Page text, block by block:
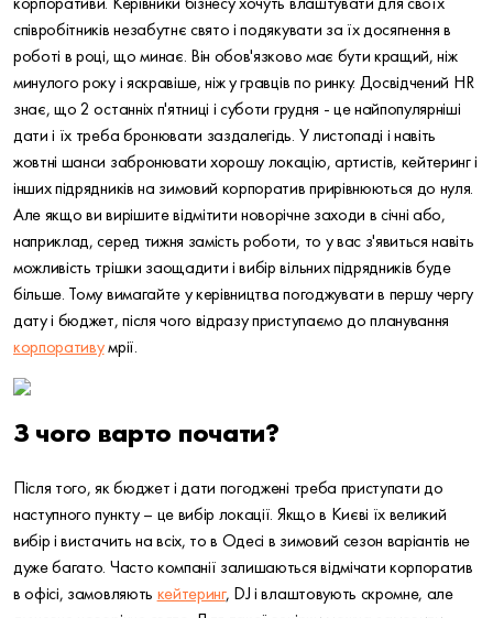
співробітників незабутнє свято і подякувати за їх досягнення в
роботі в році, що минає. Він обов'язково має бути кращий, ніж
минулого року і яскравіше, ніж у гравців по ринку. Досвідчений HR
знає, що 2 останніх п'ятниці і суботи грудня - це найпопулярніші
дати і їх треба бронювати заздалегідь. У листопаді і навіть
жовтні шанси забронювати хорошу локацію, артистів, кейтеринг і
інших підрядників на зимовий корпоратив прирівнюються до нуля.
Але якщо ви вирішите відмітити новорічне заходи в січні або,
наприклад, серед тижня замість роботи, то у вас з'явиться навіть
можливість трішки заощадити і вибір вільних підрядників буде
більше. Тому вимагайте у керівництва погоджувати в першу чергу
дату і бюджет, після чого відразу приступаємо до планування
корпоративумрії.
З чого варто почати?
Після того, як бюджет і дати погоджені треба приступати до
наступного пункту – це вибір локації. Якщо в Києві їх великий
вибір і вистачить на всіх, то в Одесі в зимовий сезон варіантів не
дуже багато. Часто компанії залишаються відмічати корпоратив
в офісі, замовляють кейтеринг, DJ і влаштовують скромне, але